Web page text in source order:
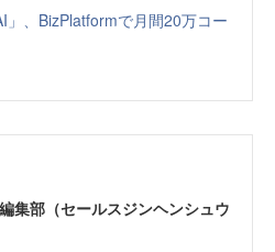
、BizPlatformで月間20万コー
集部（セールスジンヘンシュウ